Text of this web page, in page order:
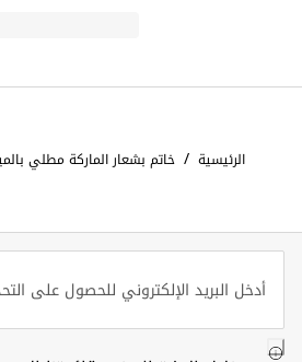
الرئيسية / خاتم بشعار الماركة مطلي